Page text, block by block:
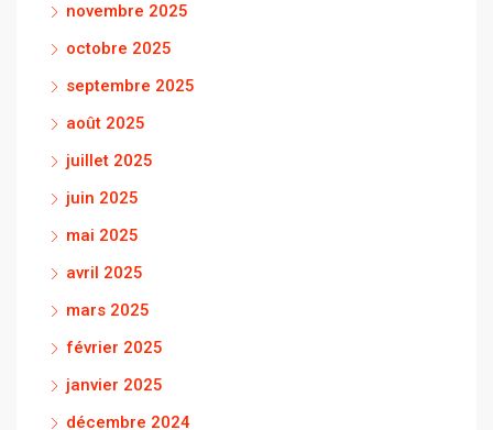
novembre 2025
octobre 2025
septembre 2025
août 2025
juillet 2025
juin 2025
mai 2025
avril 2025
mars 2025
février 2025
janvier 2025
décembre 2024